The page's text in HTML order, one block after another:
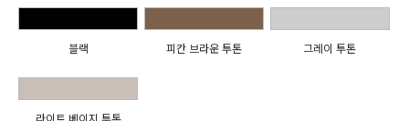
블랙 피칸 브라운 투톤 그레이 투톤